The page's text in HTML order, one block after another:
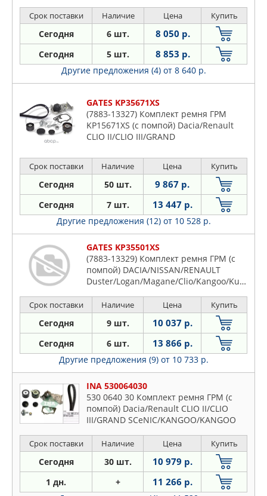
Срок поставки Наличие Цена Купить
Сегодня 6 шт. 8 050 р.
Сегодня 5 шт. 8 853 р.
Другие предложения (4) от 8 640 р.
GATES KP35671XS
(7883-13327) Комплект ремня ГРМ
KP15671XS (с помпой) Dacia/Renault
CLIO II/CLIO III/GRAND
BOP/LAGUNA II (BG0/1 /KG0/1
)/LOGAN/MEGANE I/MEGANE II/MEGANE
III/MODUS/SCeNIC I/SCeNIC
II/THALIA/TWINGO 08/1995->
Срок поставки Наличие Цена Купить
Сегодня 50 шт. 9 867 р.
Сегодня 7 шт. 13 447 р.
Другие предложения (12) от 10 528 р.
GATES KP35501XS
(7883-13329) Комплект ремня ГРМ (с
помпой) DACIA/NISSAN/RENAULT
Duster/Logan/Magane/Clio/Kangoo/Kubistar
Срок поставки Наличие Цена Купить
Сегодня 9 шт. 10 037 р.
Сегодня 6 шт. 13 866 р.
Другие предложения (9) от 10 733 р.
INA 530064030
530 0640 30 Комплект ремня ГРМ (с
помпой) Dacia/Renault CLIO II/CLIO
III/GRAND SCeNIC/KANGOO/KANGOO
Срок поставки Наличие Цена Купить
Сегодня 30 шт. 10 979 р.
1 дн. + 11 266 р.